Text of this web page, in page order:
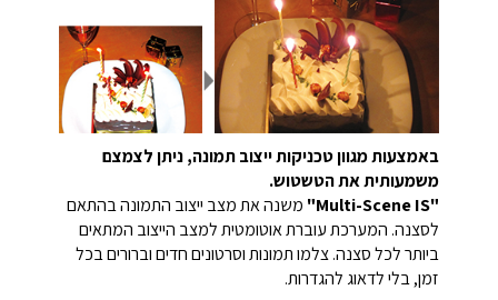
באמצעות מגוון טכניקות ייצוב תמונה, ניתן לצמצם
משמעותית את הטשטוש.
"Multi-Scene IS"
משנה את מצב ייצוב התמונה בהתאם
לסצנה. המערכת עוברת אוטומטית למצב הייצוב המתאים
ביותר לכל סצנה. צלמו תמונות וסרטונים חדים וברורים בכל
זמן, בלי לדאוג להגדרות.